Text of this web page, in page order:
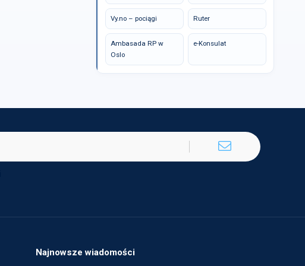
Vy.no – pociągi Ruter
Ambasada RP w
Oslo
e-Konsulat
Najnowsze wiadomości